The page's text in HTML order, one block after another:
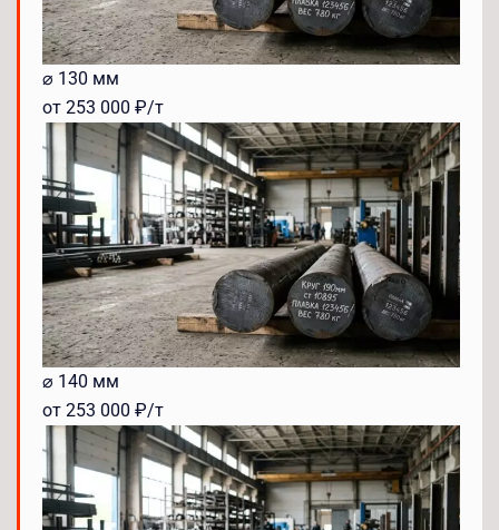
⌀ 130 мм
от 253 000 ₽/т
⌀ 140 мм
от 253 000 ₽/т